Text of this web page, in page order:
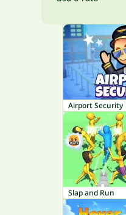
Airport Security
Slap and Run